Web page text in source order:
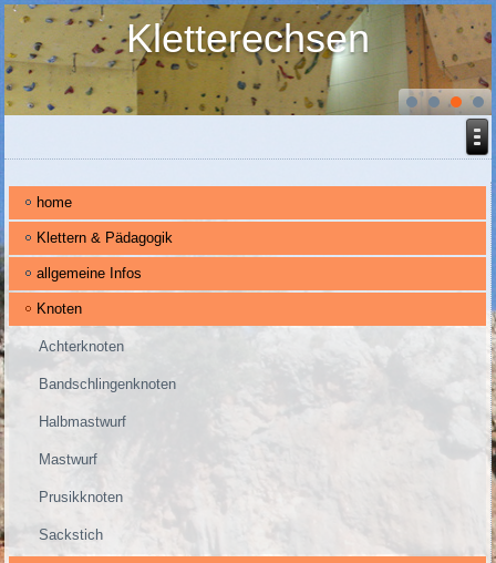
Kletterechsen
home
Klettern & Pädagogik
allgemeine Infos
Knoten
Achterknoten
Bandschlingenknoten
Halbmastwurf
Mastwurf
Prusikknoten
Sackstich